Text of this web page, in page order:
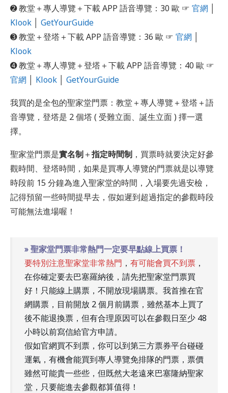
➋ 教堂＋專人導覽＋下載 APP 語音導覽：30 歐 ☞ 官網
Klook
GetYourGuide
➌ 教堂＋登塔＋下載 APP 語音導覽：36 歐 ☞ 官網
Klook
➍ 教堂＋專人導覽＋登塔＋下載 APP 語音導覽：40 歐 ☞
官網
Klook GetYourGuide
我買的是全包的聖家堂門票：教堂＋專人導覽＋登塔＋語
音導覽，登塔是 2 個塔 ( 受難立面、誕生立面 ) 擇一選
擇。
聖家堂門票是實名制＋指定時間制 ，買票時就要決定好參
觀時間、登塔時間，如果是買專人導覽的門票就是以導覽
時段前 15 分鐘為進入聖家堂的時間，入場要先過安檢，
記得預留一些時間提早去，假如遲到超過指定的參觀時段
可能無法進場喔！
» 聖家堂門票非常熱門一定要早點線上買票！
要特別注意聖家堂非常熱門 ， 有可能會買不到票 ，
在你確定要去巴塞羅納後，請先把聖家堂門票買
好！只能線上購票，不開放現場購票。我首推在官
網購票，目前開放 2 個月前購票，雖然基本上買了
後不能退換票，但有合理原因可以在參觀日至少 48
小時以前寫信給官方申請。
假如官網買不到票，你可以到第三方票券平台碰碰
運氣，有機會能買到專人導覽免排隊的門票，票價
雖然可能貴一些些，但既然大老遠來巴塞隆納聖家
堂，只要能進去參觀都算值得！